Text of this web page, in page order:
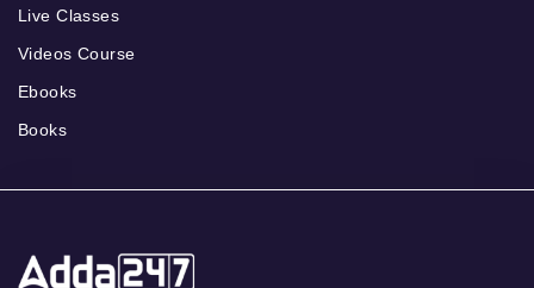
Live Classes
Videos Course
Ebooks
Books